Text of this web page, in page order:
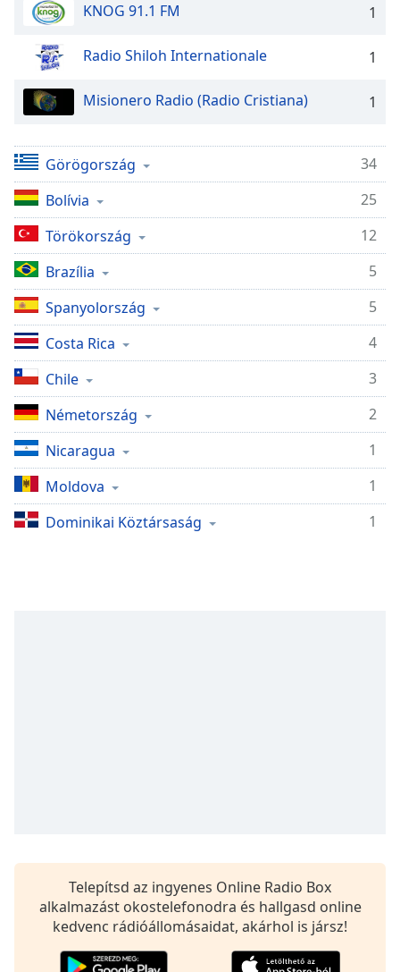
descriptions
off,
selected
Subtitles
settings,
opens
subtitles
settings
dialog
subtitles
off,
selected
Audio
Track
Picture-
in-
Picture
Fullscreen
This
modal
window.
Opacity
KNOG 91.1 FM 1
Radio Shiloh Internationale 1
Misionero Radio (Radio Cristiana) 1
Görögország
34
Bolívia
25
Törökország
12
Brazília
5
Spanyolország
5
Costa Rica
4
Chile
3
Németország
2
Nicaragua
1
Moldova
1
Dominikai Köztársaság
1
Telepítsd az ingyenes Online Radio Box
alkalmazást okostelefonodra és hallgasd online
kedvenc rádióállomásaidat, akárhol is jársz!